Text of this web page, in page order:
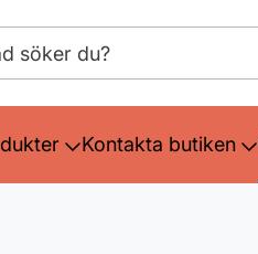
Kontakta butiken